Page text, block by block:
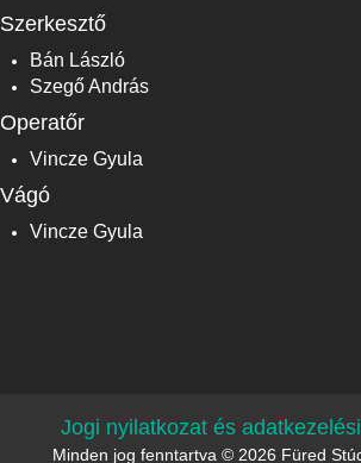
Szerkesztő
Bán László
Szegő András
Operatőr
Vincze Gyula
Vágó
Vincze Gyula
Jogi nyilatkozat és
Minden jog fenntartva © 2026 Füred